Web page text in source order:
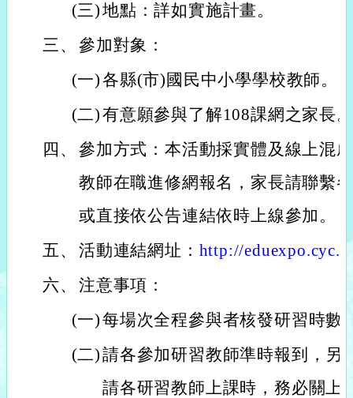
(三)地點：詳如實施計畫。
三、 參加對象：
(一)各縣(市)國民中小學學校教師。
(二)有意願參與了解108課網之家長。
四、 參加方式：本活動採實體及線上混
教師在職進修網報名，家長請聯繫
或直接依公告連結依時上線參加。
五、 活動連結網址： http://
六、 注意事項：
(一)每場次全程參與者核發研習時數
(二)請各參加研習教師準時報到，另
請各研習教師上課時，務必關上